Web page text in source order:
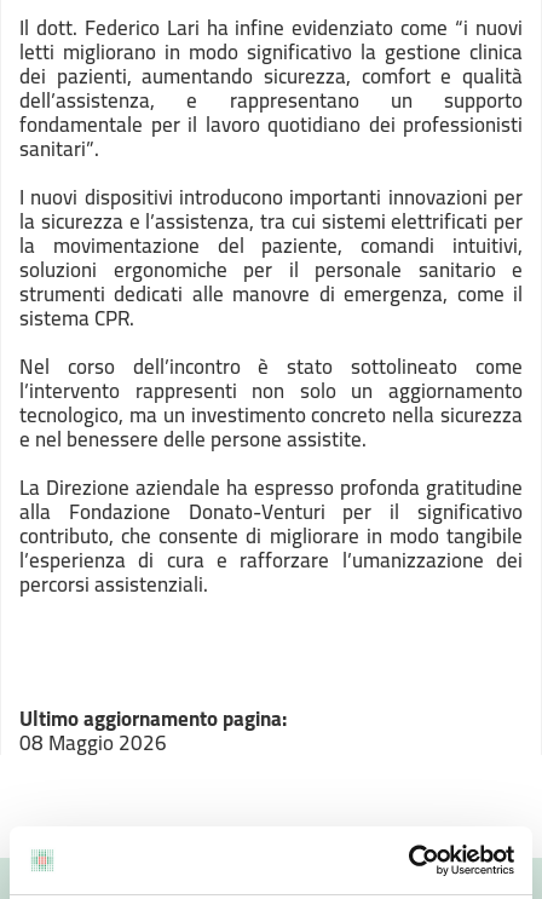
Il dott. Federico Lari ha infine evidenziato come “i nuovi
letti migliorano in modo significativo la gestione clinica
dei pazienti, aumentando sicurezza, comfort e qualità
dell’assistenza, e rappresentano un supporto
fondamentale per il lavoro quotidiano dei professionisti
sanitari”.
I nuovi dispositivi introducono importanti innovazioni per
la sicurezza e l’assistenza, tra cui sistemi elettrificati per
la movimentazione del paziente, comandi intuitivi,
soluzioni ergonomiche per il personale sanitario e
strumenti dedicati alle manovre di emergenza, come il
sistema CPR.
Nel corso dell’incontro è stato sottolineato come
l’intervento rappresenti non solo un aggiornamento
tecnologico, ma un investimento concreto nella sicurezza
e nel benessere delle persone assistite.
La Direzione aziendale ha espresso profonda gratitudine
alla Fondazione Donato-Venturi per il significativo
contributo, che consente di migliorare in modo tangibile
l’esperienza di cura e rafforzare l’umanizzazione dei
percorsi assistenziali.
Ultimo aggiornamento pagina:
08 Maggio 2026
Valuta questo sito: